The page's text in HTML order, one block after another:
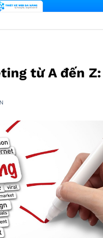
từ A đến